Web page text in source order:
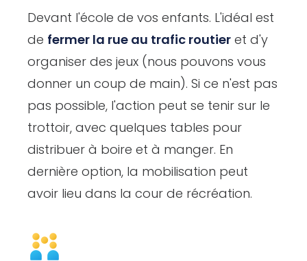
Devant l'école de vos enfants. L'idéal est
de fermer la rue au trafic routier et d'y
organiser des jeux (nous pouvons vous
donner un coup de main). Si ce n'est pas
pas possible, l'action peut se tenir sur le
trottoir, avec quelques tables pour
distribuer à boire et à manger. En
dernière option, la mobilisation peut
avoir lieu dans la cour de récréation.